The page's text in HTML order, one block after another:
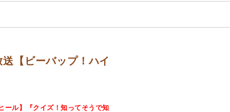
【ビーバップ！ハイ
ール】『クイズ！知ってそうで知